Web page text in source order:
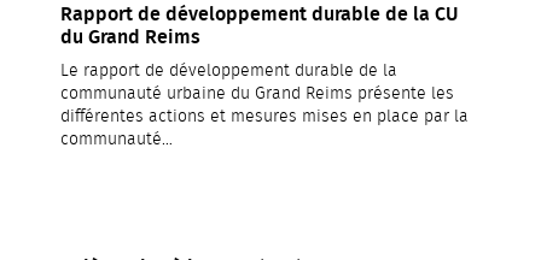
Rapport de développement durable de la CU
du Grand Reims
Le rapport de développement durable de la
communauté urbaine du Grand Reims présente les
différentes actions et mesures mises en place par la
communauté…